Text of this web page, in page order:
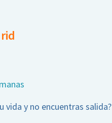
y no encuentras salida?